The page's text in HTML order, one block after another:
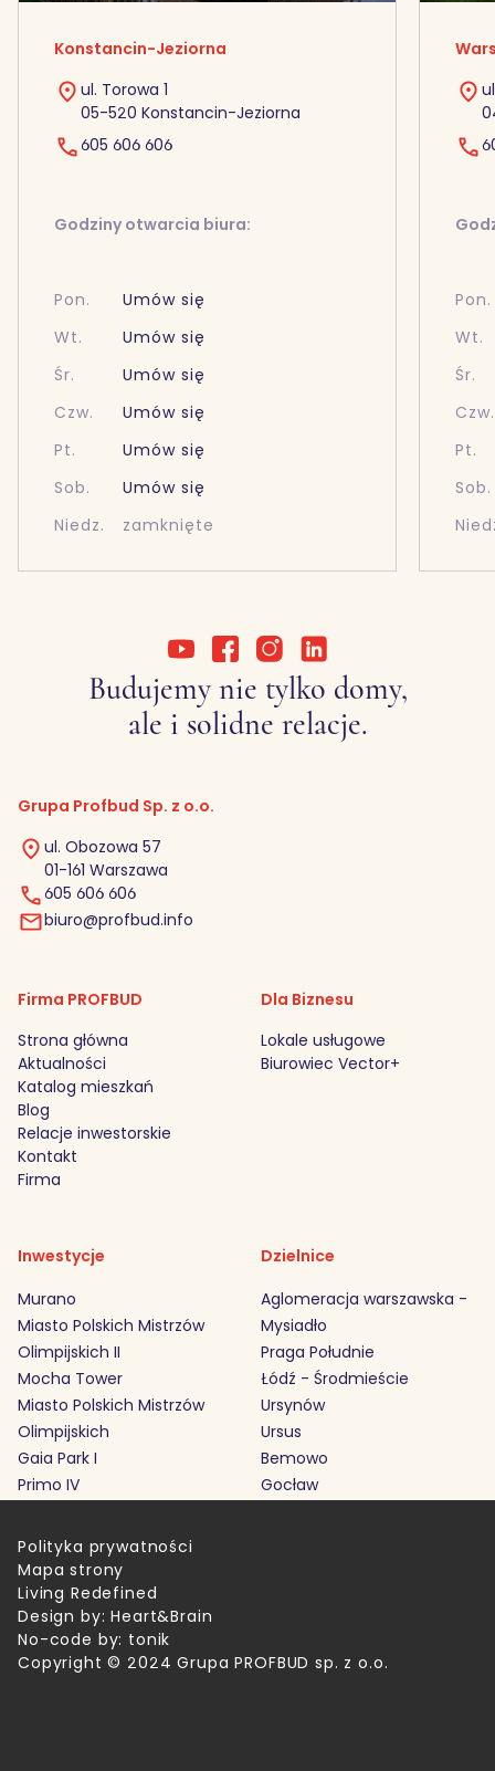
Konstancin-Jeziorna
ul. Torowa 1
05-520 Konstancin-Jeziorna
605 606 606
Godziny otwarcia biura:
Pon.
Umów się
Wt.
Umów się
Śr.
Umów się
Czw.
Umów się
Pt.
Umów się
Sob.
Umów się
Niedz.
zamknięte
Pon.
Wt.
Śr.
Czw.
Pt.
Sob.
Budujemy nie tylko domy,
ale i solidne relacje.
Grupa Profbud Sp. z o.o.
ul. Obozowa 57
01-161 Warszawa
605 606 606
biuro@profbud.info
Firma PROFBUD
Strona główna
Aktualności
Katalog mieszkań
Blog
Relacje inwestorskie
Kontakt
Firma
Dla Biznesu
Lokale usługowe
Biurowiec Vector+
Inwestycje
Murano
Miasto Polskich Mistrzów
Olimpijskich II
Mocha Tower
Miasto Polskich Mistrzów
Olimpijskich
Gaia Park I
Primo IV
Dzielnice
Aglomeracja warszawska -
Mysiadło
Praga Południe
Łódź - Środmieście
Ursynów
Ursus
Bemowo
Gocław
Copyright © 2024 Grupa PROFBUD sp. z o.o.
Polityka prywatności
Mapa strony
Living Redefined
Design by: Heart&Brain
No-code by: tonik